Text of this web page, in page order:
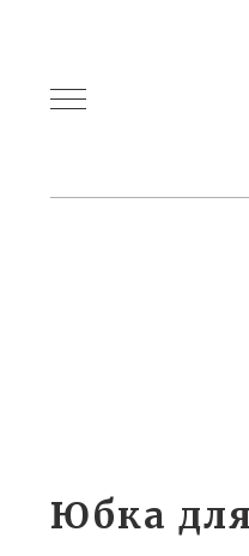
Юбка